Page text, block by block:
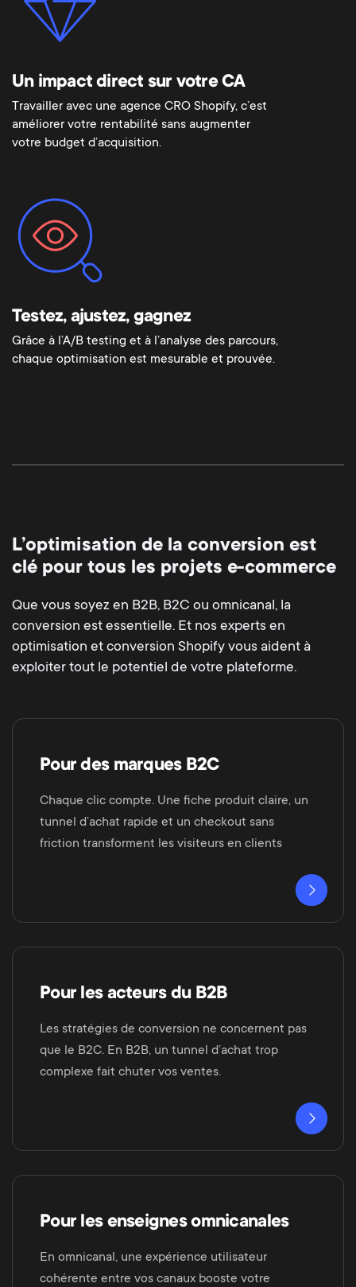
Un impact direct sur votre CA
Travailler avec une agence CRO Shopify, c’est
améliorer votre rentabilité sans augmenter
votre budget d’acquisition.
Testez, ajustez, gagnez
Grâce à l’A/B testing et à l’analyse des parcours,
chaque optimisation est mesurable et prouvée.
L’optimisation de la conversion est
clé pour tous les projets e-commerce
Que vous soyez en B2B, B2C ou omnicanal, la
conversion est essentielle. Et nos experts en
optimisation et conversion Shopify vous aident à
exploiter tout le potentiel de votre plateforme.
Pour des marques B2C
Chaque clic compte. Une fiche produit claire, un
tunnel d’achat rapide et un checkout sans
friction transforment les visiteurs en clients
Pour les acteurs du B2B
Les stratégies de conversion ne concernent pas
que le B2C. En B2B, un tunnel d’achat trop
complexe fait chuter vos ventes.
Pour les enseignes omnicanales
En omnicanal, une expérience utilisateur
cohérente entre vos canaux booste votre